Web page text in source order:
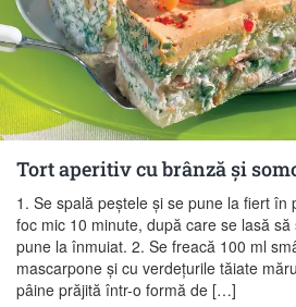
Tort aperitiv cu brânză şi
1. Se spală peştele şi se pune la fiert în
foc mic 10 minute, după care se lasă
pune la înmuiat. 2. Se freacă 100 ml
mascarpone şi cu verdeţurile tăiate
pâine prăjită într-o formă de […]